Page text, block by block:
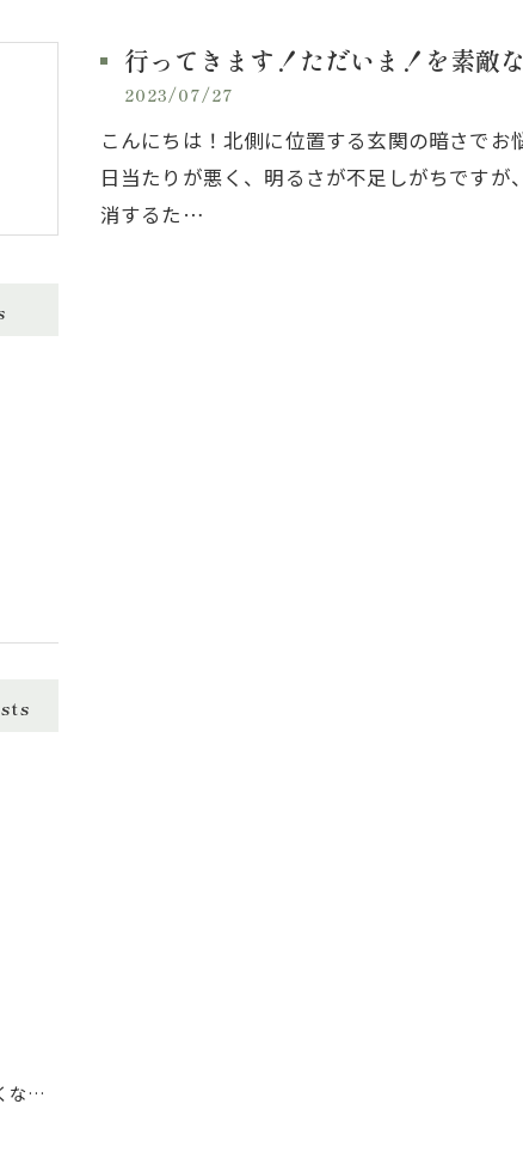
行ってきます！ただいま！を素敵
2023/07/27
こんにちは！北側に位置する玄関の暗さで
日当たりが悪く、明るさが不足しがちです
消するた…
なんかさ、電気なくなったら